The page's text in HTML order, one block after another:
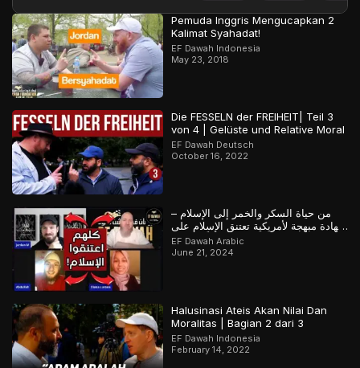
Pemuda Inggris Mengucapkan 2
Kalimat Syahadat!
EF Dawah Indonesia
May 23, 2018
Die FESSELN der FREIHEIT| Teil 3
von 4 | Gelüste und Relative Moral
EF Dawah Deutsch
October 16, 2022
من حياة السكر والخمر إلى الإسلام –
شهادة مبهجة لأمريكية تعتنق الإسلام على
يد معتنقين سابقاً للإسلام
EF Dawah Arabic
June 21, 2024
Halusinasi Ateis Akan Nilai Dan
Moralitas | Bagian 2 dari 3
EF Dawah Indonesia
February 14, 2022